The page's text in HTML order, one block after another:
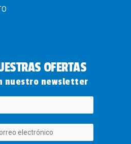
OFERTAS
nuestro newsletter